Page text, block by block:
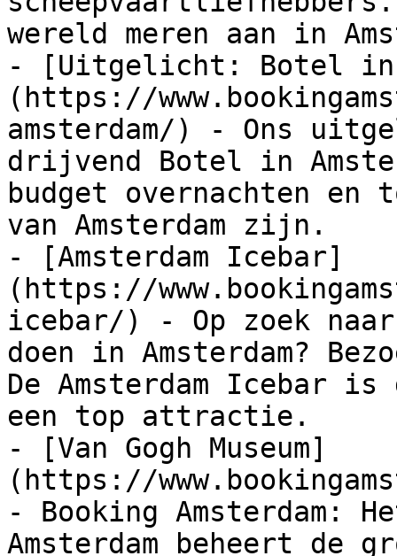
wereld meren aan in
- [Uitgelicht: Botel in
(https://
amsterdam/) - Ons
drijvend Botel in
budget overnachten
van Amsterdam zijn.
- [Amsterdam Icebar]
(https://
icebar/) - Op zoek
doen in Amsterdam?
De Amsterdam Icebar
een top attractie.
- [Van Gogh Museum]
(https://
- Booking Amsterdam:
Amsterdam beheert de